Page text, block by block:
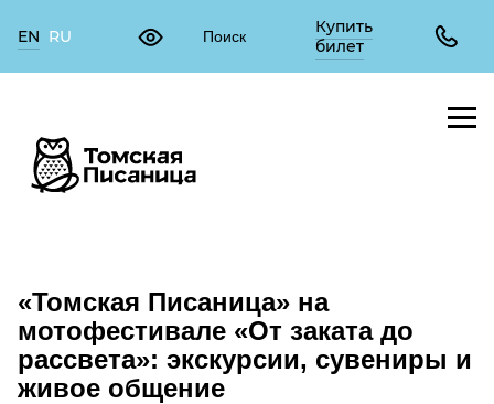
EN RU
Купить
билет
«Томская Писаница» на
мотофестивале «От заката до
рассвета»: экскурсии, сувениры и
живое общение